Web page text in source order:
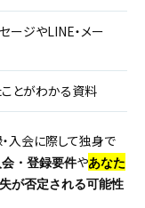
ージやLINE・メー
とがわかる資料
入会に際して独身で
会・登録要件やあなた
が否定される可能性